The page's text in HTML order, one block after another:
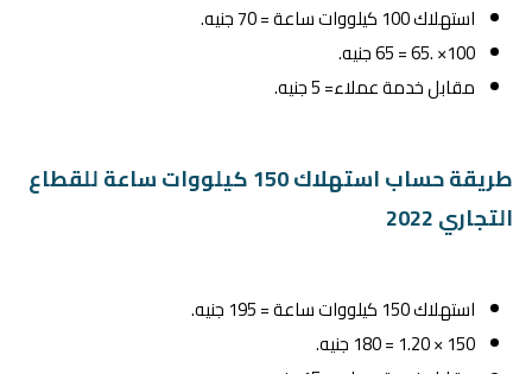
استهلاك 100 كيلووات ساعة = 70 جنيه.
100× .65 = 65 جنيه.
مقابل خدمة عملاء= 5 جنيه.
طريقة حساب استهلاك 150 كيلووات ساعة للقطاع
التجاري 2022
استهلاك 150 كيلووات ساعة = 195 جنيه.
150 × 1.20 = 180 جنيه.